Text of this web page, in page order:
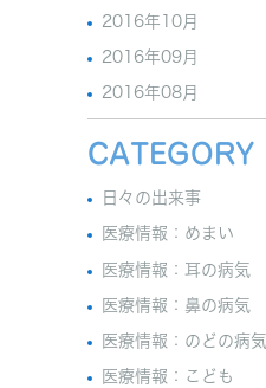
2016年10月
2016年09月
2016年08月
CATEGORY
日々の出来事
医療情報：めまい
医療情報：耳の病気
医療情報：鼻の病気
医療情報：のどの病気
医療情報：こども